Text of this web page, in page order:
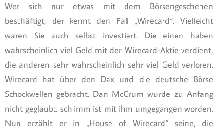
Wer sich nur etwas mit dem Börsengeschehen
beschäftigt, der kennt den Fall „Wirecard“. Vielleicht
waren Sie auch selbst investiert. Die einen haben
wahrscheinlich viel Geld mit der Wirecard-Aktie verdient,
die anderen sehr wahrscheinlich sehr viel Geld verloren.
Wirecard hat über den Dax und die deutsche Börse
Schockwellen gebracht. Dan McCrum wurde zu Anfang
nicht geglaubt, schlimm ist mit ihm umgegangen worden.
Nun erzählt er in „House of Wirecard“ seine, die